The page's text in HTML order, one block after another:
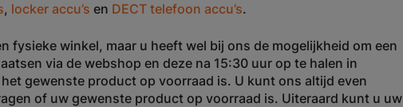
, locker accu’s en DECT telefoon accu’s.
fysieke winkel, maar u heeft wel bij ons de mogelijkheid om een
via de webshop en deze na 15:30 uur op te halen in
gewenste product op voorraad is. U kunt ons altijd even
of uw gewenste product op voorraad is. Uiteraard kunt u uw